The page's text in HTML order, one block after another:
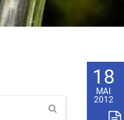
18
MAI
2012